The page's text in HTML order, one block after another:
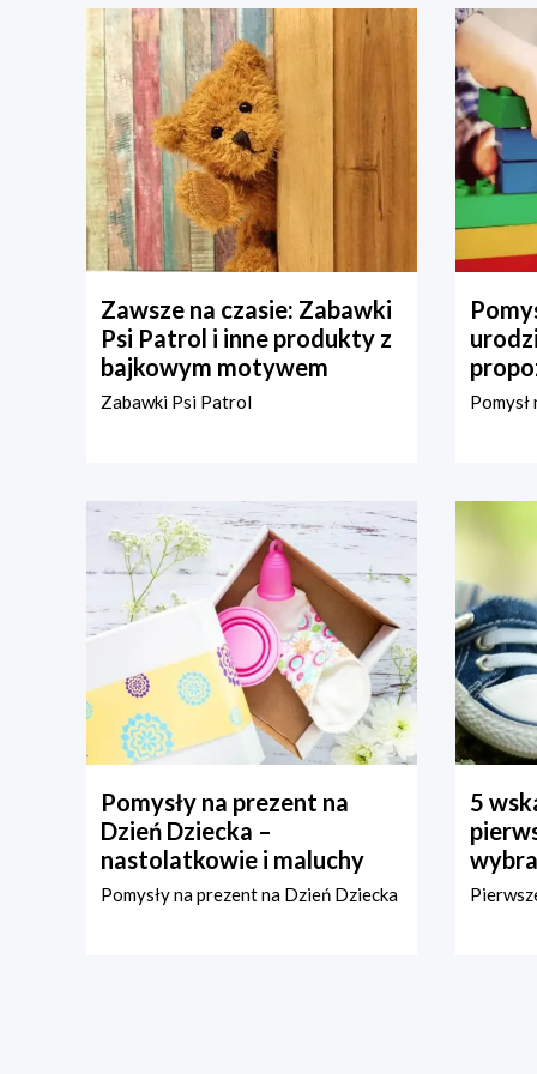
Zawsze na czasie: Zabawki
Psi Patrol i inne produkty z
bajkowym motywem
Zabawki Psi Patrol
Pomysły na prezent na
Dzień Dziecka –
nastolatkowie i maluchy
Pomysły na prezent na Dzień Dziecka
5